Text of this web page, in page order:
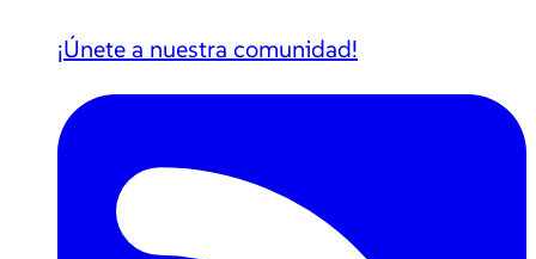
¡Únete a nuestra comunidad!